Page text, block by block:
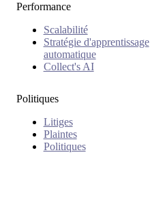
Performance
Scalabilité
Stratégie d'apprentissage
automatique
Collect's AI
Politiques
Litiges
Plaintes
Politiques